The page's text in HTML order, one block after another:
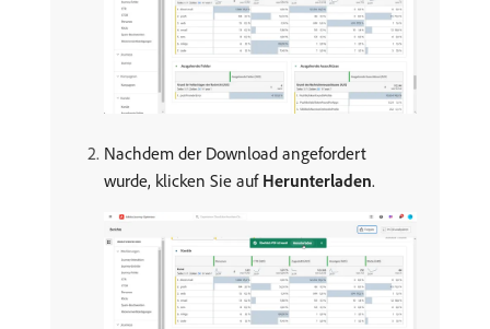
Nachdem der Download angefordert
wurde, klicken Sie auf Herunterladen.